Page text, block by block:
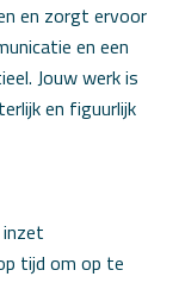
en zorgt ervoor
en een
Jouw werk is
en figuurlijk
tijd om op te